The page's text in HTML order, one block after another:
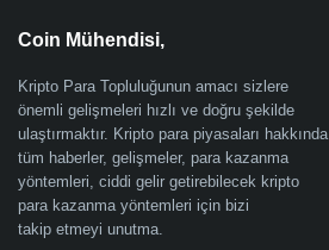
Coin Mühendisi,
Kripto Para Topluluğunun amacı sizlere
önemli gelişmeleri hızlı ve doğru şekilde
ulaştırmaktır. Kripto para piyasaları hakkında
tüm haberler, gelişmeler, para kazanma
yöntemleri, ciddi gelir getirebilecek kripto
para kazanma yöntemleri için bizi
takip etmeyi unutma.